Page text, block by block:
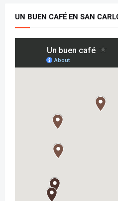
UN BUEN CAFÉ EN SAN